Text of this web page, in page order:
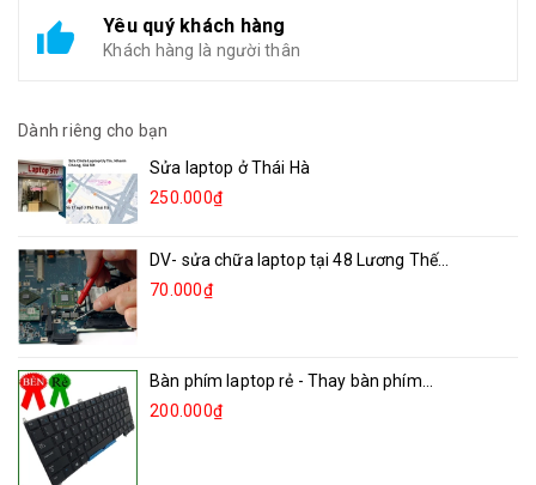
Yêu quý khách hàng
Khách hàng là người thân
Dành riêng cho bạn
Sửa laptop ở Thái Hà
250.000₫
DV- sửa chữa laptop tại 48 Lương Thế...
70.000₫
Bàn phím laptop rẻ - Thay bàn phím...
200.000₫